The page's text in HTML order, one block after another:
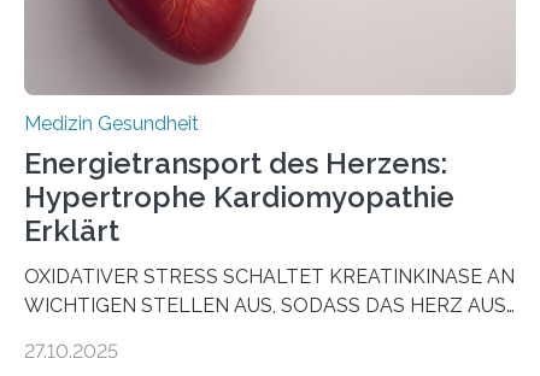
Medizin Gesundheit
Energietransport des Herzens:
Hypertrophe Kardiomyopathie
Erklärt
OXIDATIVER STRESS SCHALTET KREATINKINASE AN
WICHTIGEN STELLEN AUS, SODASS DAS HERZ AUS
aus dem Deutschen Zentrum für Herzinsuffizienz
27.10.2025